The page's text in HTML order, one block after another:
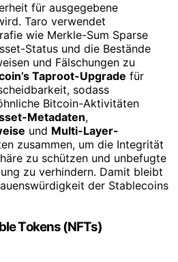
für ausgegebene
Taro verwendet
wie Merkle-Sum Sparse
Status und die Bestände
und Fälschungen zu
Taproot-Upgrade für
sodass
Bitcoin-Aktivitäten
Metadaten,
und Multi-Layer-
zusammen, um die Integrität
zu schützen und unbefugte
zu verhindern. Damit bleibt
der Stablecoins
Tokens (NFTs)